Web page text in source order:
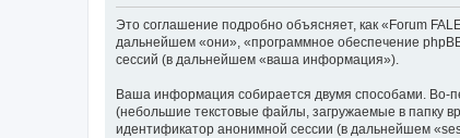
Это соглашение подробно объясняет, как «Forum
дальнейшем «они», «программное обеспечение
сессий (в дальнейшем «ваша информация»).
Ваша информация собирается двумя способами. Во-
(небольшие текстовые файлы, загружаемые в папку
идентификатор анонимной сессии (в дальнейшем